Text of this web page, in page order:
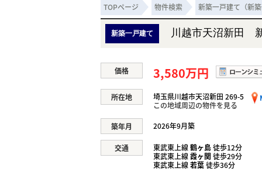
TOPページ 物件検索 新築一戸建て（新
新築一戸建て 川越市天沼新田
価格 3,580万円
所在地 埼玉県川越市天沼新田 269-5
この地域周辺の物件を見る
築年月 2026年9月築
交通 東武東上線鶴ヶ島徒歩12分
東武東上線霞ヶ関 徒歩29分
東武東上線若葉徒歩36分